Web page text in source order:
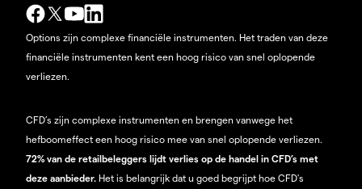
Options zijn complexe financiële instrumenten. Het traden van deze
financiële instrumenten kent een hoog risico van snel oplopende
verliezen.
CFD’s zijn complexe instrumenten en brengen vanwege het
hefboomeffect een hoog risico mee van snel oplopende verliezen.
72% van de retailbeleggers lijdt verlies op de handel in CFD’s met
deze aanbieder. Het is belangrijk dat u goed begrijpt hoe CFD's